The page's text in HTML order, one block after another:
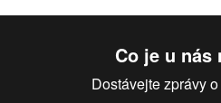
Co je u nás
Dostávejte zprávy